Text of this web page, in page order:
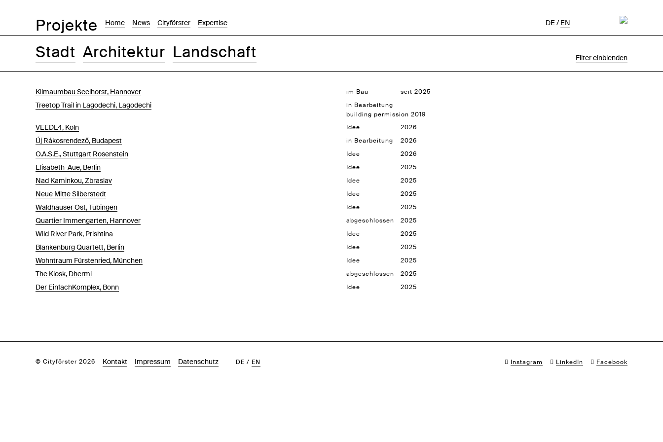
Projekte Home News Cityförster Expertise DE/EN
Stadt Architektur Landschaft Filter einblenden
Klimaumbau Seelhorst, Hannover im Bau seit 2025
Treetop Trail in Lagodechi, Lagodechi
in Bearbeitung
building permission 2019
VEEDL4, Köln Idee 2026
Új Rákosrendező, Budapest in Bearbeitung 2026
O.A.S.E., Stuttgart Rosenstein Idee 2026
Elisabeth-Aue, Berlin Idee 2025
Nad Kaminkou, Zbraslav Idee 2025
Neue Mitte Silberstedt Idee 2025
Waldhäuser Ost, Tübingen Idee 2025
Quartier Immengarten, Hannover abgeschlossen 2025
Wild River Park, Prishtina Idee 2025
Blankenburg Quartett, Berlin Idee 2025
Wohntraum Fürstenried, München Idee 2025
The Kiosk, Dhermi abgeschlossen 2025
Der EinfachKomplex, Bonn Idee 2025
© Cityförster 2026 Kontakt Impressum Datenschutz DE / EN Instagram LinkedIn Facebook